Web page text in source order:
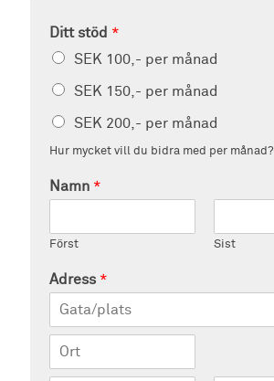
Ditt stöd *
SEK 100,- per månad
SEK 150,- per månad
SEK 200,- per månad
Hur mycket vill du bidra med per månad?
Namn *
Först Sist
Adress *
Adress
Stad